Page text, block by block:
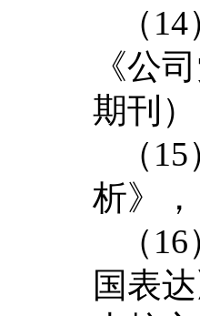
（ 14
《公
期刊
（ 15
析》
（ 16
国表